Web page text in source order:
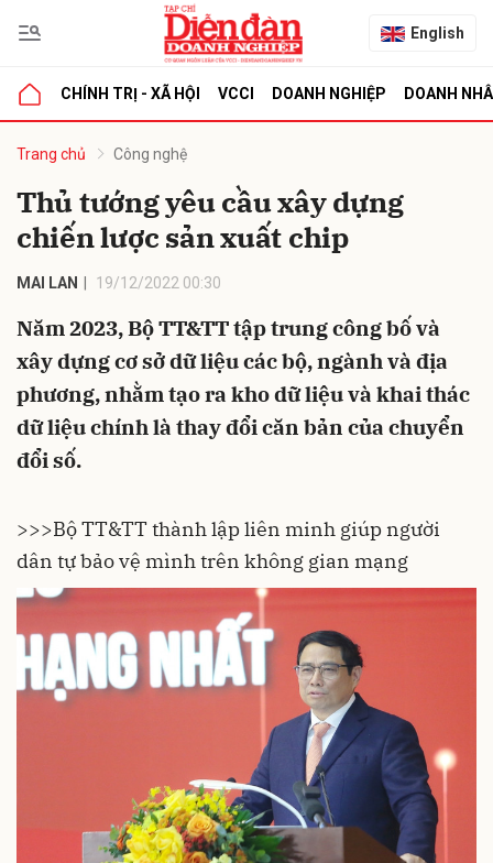
English
CHÍNH TRỊ - XÃ HỘI VCCI DOANH NGHIỆP DOANH
Trang chủ Công nghệ
Thủ tướng yêu cầu xây dựng
chiến lược sản xuất chip
MAI LAN 19/12/2022 00:30
Năm 2023, Bộ TT&TT tập trung công bố và
xây dựng cơ sở dữ liệu các bộ, ngành và địa
phương, nhằm tạo ra kho dữ liệu và khai thác
dữ liệu chính là thay đổi căn bản của chuyển
đổi số.
>>>Bộ TT&TT thành lập liên minh giúp người
dân tự bảo vệ mình trên không gian mạng
luận
Hủy